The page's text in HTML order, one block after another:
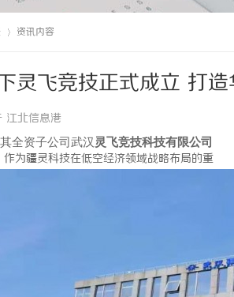
资讯内容
灵飞竞技正式成立 打
技能实训基地综合得分
北信息港
全资子公司武汉 灵飞竞技科技有限公司
为疆灵科技在低空经济领域战略布局的重